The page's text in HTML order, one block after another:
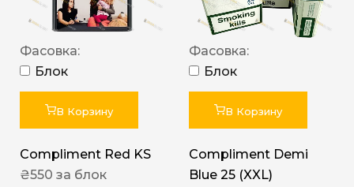
Фасовка:
Блок
В Корзину
Compliment Red KS
₴550 за блок
Фасовка:
Блок
В Корзину
Compliment Demi
Blue 25 (XXL)